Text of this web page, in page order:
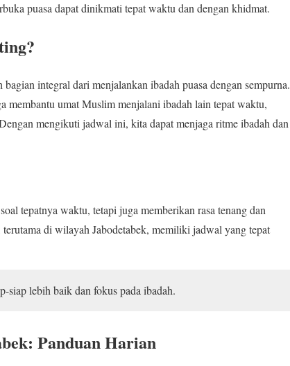
puasa dapat dinikmati tepat waktu dan dengan khidmat.
integral dari menjalankan ibadah puasa dengan sempurna.
umat Muslim menjalani ibadah lain tepat waktu,
mengikuti jadwal ini, kita dapat menjaga ritme ibadah dan
tepatnya waktu, tetapi juga memberikan rasa tenang dan
di wilayah Jabodetabek, memiliki jadwal yang tepat
siap lebih baik dan fokus pada ibadah.
Panduan Harian